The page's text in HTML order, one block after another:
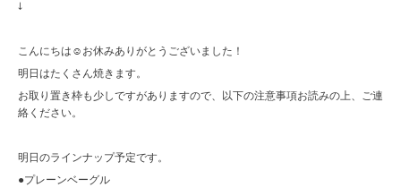
↓
こんにちは☺︎お休みありがとうございました！
明日はたくさん焼きます。
お取り置き枠も少しですがありますので、以下の注意事項お読みの上、ご連
絡ください。
明日のラインナップ予定です。
●プレーンベーグル